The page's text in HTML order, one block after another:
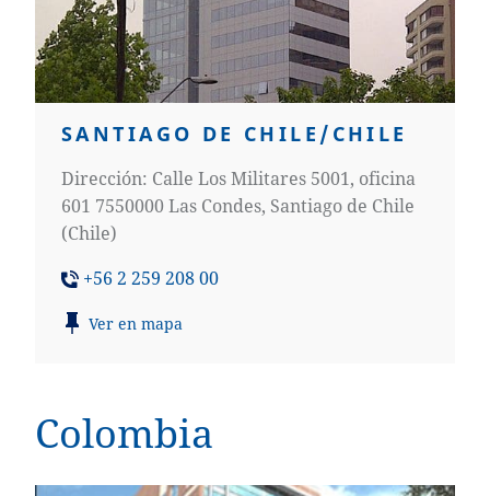
SANTIAGO DE CHILE/CHILE
Dirección: Calle Los Militares 5001, oficina
601 7550000 Las Condes, Santiago de Chile
(Chile)
+56 2 259 208 00
Ver en mapa
Colombia